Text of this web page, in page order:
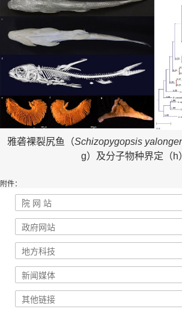
雅砻裸裂尻鱼（Schizopygopsis
g）及分子物种界定（h
附件：